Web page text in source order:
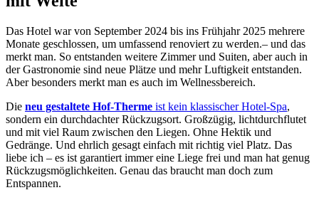
Das Hotel war von September 2024 bis ins Frühjahr 2025 mehrere
Monate geschlossen, um umfassend renoviert zu werden.– und das
merkt man. So entstanden weitere Zimmer und Suiten, aber auch in
der Gastronomie sind neue Plätze und mehr Luftigkeit entstanden.
Aber besonders merkt man es auch im Wellnessbereich.
Die neu gestaltete Hof-Therme ist kein klassischer Hotel-Spa,
sondern ein durchdachter Rückzugsort. Großzügig, lichtdurchflutet
und mit viel Raum zwischen den Liegen. Ohne Hektik und
Gedränge. Und ehrlich gesagt einfach mit richtig viel Platz. Das
liebe ich – es ist garantiert immer eine Liege frei und man hat genug
Rückzugsmöglichkeiten. Genau das braucht man doch zum
Entspannen.